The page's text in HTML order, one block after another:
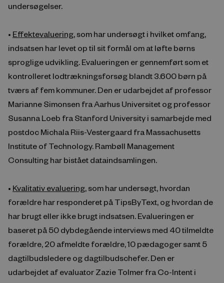
undersøgelser.
• Effektevaluering, som har undersøgt i hvilket omfang,
indsatsen har levet op til sit formål om at løfte børns
sproglige udvikling. Evalueringen er gennemført som et
kontrolleret lodtrækningsforsøg blandt 3.600 børn på
tværs af fem kommuner. Den er udarbejdet af professor
Marianne Simonsen fra Aarhus Universitet og professor
Susanna Loeb fra Stanford University i samarbejde med
postdoc Michala Riis-Vestergaard fra Massachusetts
Institute of Technology. Rambøll Management
Consulting har bistået dataindsamlingen.
• Kvalitativ evaluering, som har undersøgt, hvordan
forældre har responderet på TipsByText, og hvordan de
har brugt eller ikke brugt indsatsen. Evalueringen er
baseret på 50 dybdegående interviews med 40 tilmeldte
forældre, 20 afmeldte forældre, 10 pædagoger samt 5
dagtilbudsledere og dagtilbudschefer. Den er
udarbejdet af evaluator Zazie Tolmer fra Co-Intent i